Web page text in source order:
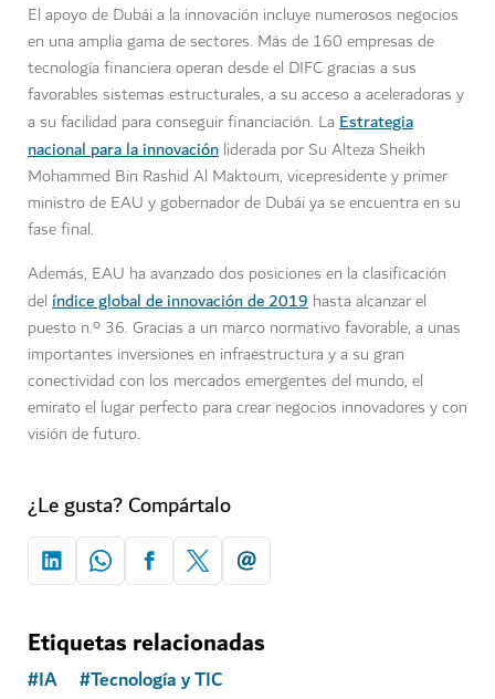
El apoyo de Dubái a la innovación incluye numerosos negocios
en una amplia gama de sectores. Más de 160 empresas de
tecnología financiera operan desde el DIFC gracias a sus
favorables sistemas estructurales, a su acceso a aceleradoras y
a su facilidad para conseguir financiación. La Estrategia
nacional para la innovación liderada por Su Alteza Sheikh
Mohammed Bin Rashid Al Maktoum, vicepresidente y primer
ministro de EAU y gobernador de Dubái ya se encuentra en su
fase final.
Además, EAU ha avanzado dos posiciones en la clasificación
del índice global de innovación de 2019 hasta alcanzar el
puesto n.º 36. Gracias a un marco normativo favorable, a unas
importantes inversiones en infraestructura y a su gran
conectividad con los mercados emergentes del mundo, el
emirato el lugar perfecto para crear negocios innovadores y con
visión de futuro.
¿Le gusta? Compártalo
Etiquetas relacionadas
#IA #Tecnología y TIC